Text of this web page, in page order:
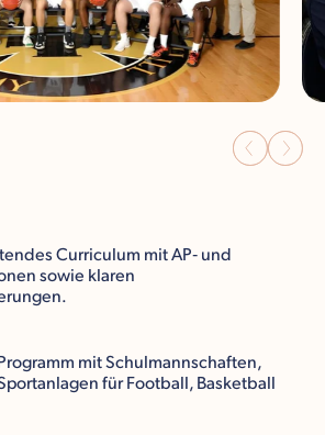
Curriculum mit AP‑ und
sowie klaren
mit Schulmannschaften,
für Football, Basketball